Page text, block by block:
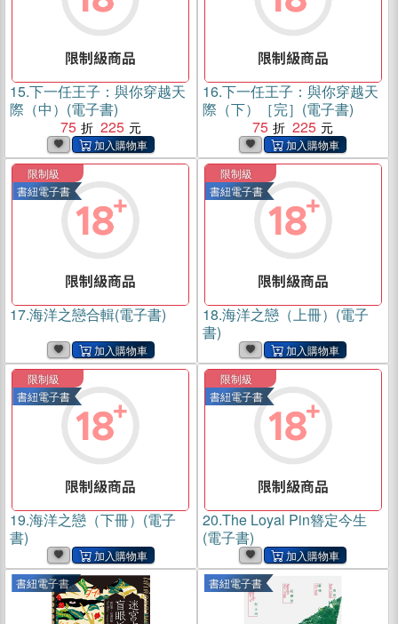
15.下一任王子：與你穿越天
際（中）(電子書)
75
225
16.下一任王子：與你穿越天
際（下）［完］(電子書)
75
225
限制級
書紐電子書
17.海洋之戀合輯(電子書)
限制級
書紐電子書
18.海洋之戀（上冊）(電子
書)
限制級
書紐電子書
19.海洋之戀（下冊）(電子
書)
限制級
書紐電子書
20.The Loyal Pin簪定今生
(電子書)
書紐電子書 書紐電子書